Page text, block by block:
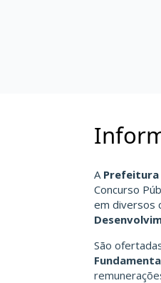
A Prefeitura
Concurso
em diversos
São